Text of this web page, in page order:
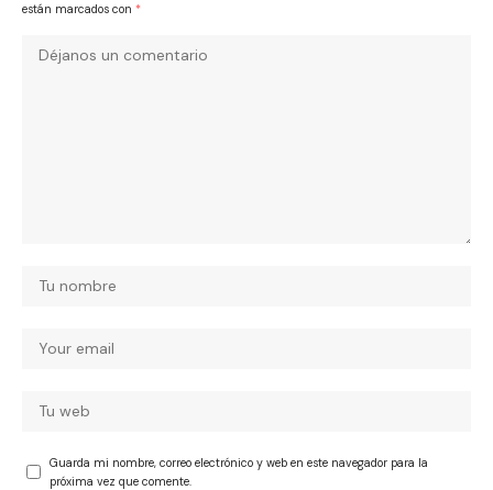
están marcados con *
Guarda mi nombre, correo electrónico y web en este navegador para la
próxima vez que comente.